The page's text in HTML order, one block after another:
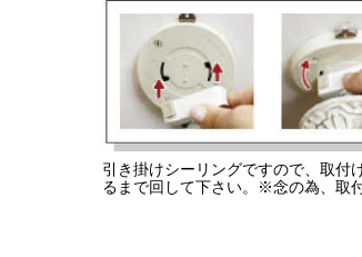
引き掛けシーリングですので、取付
るまで回して下さい。※念の為、取